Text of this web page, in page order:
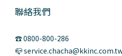
聯絡我們
☎️ 0800-800-286
📪